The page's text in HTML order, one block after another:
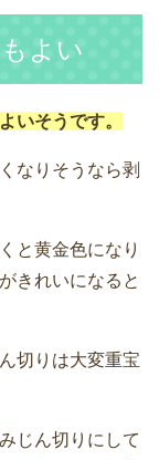
よい
いそうです。
なりそうなら剥
と黄金色になり
きれいになると
切りは大変重宝
じん切りにして